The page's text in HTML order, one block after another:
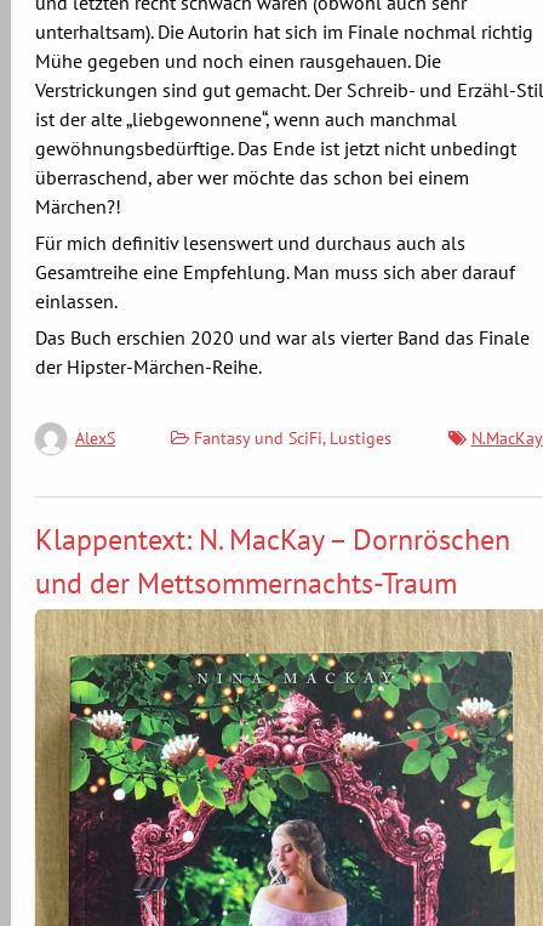
unterhaltsam). Die Autorin hat sich im Finale nochmal richtig
Mühe gegeben und noch einen rausgehauen. Die
Verstrickungen sind gut gemacht. Der Schreib- und Erzähl-Stil
ist der alte „liebgewonnene“, wenn auch manchmal
gewöhnungsbedürftige. Das Ende ist jetzt nicht unbedingt
überraschend, aber wer möchte das schon bei einem
Märchen?!
Für mich definitiv lesenswert und durchaus auch als
Gesamtreihe eine Empfehlung. Man muss sich aber darauf
einlassen.
Das Buch erschien 2020 und war als vierter Band das Finale
der Hipster-Märchen-Reihe.
AlexS Fantasy und SciFi, Lustiges N.MacKay
Klappentext: N. MacKay – Dornröschen
und der Mettsommernachts-Traum